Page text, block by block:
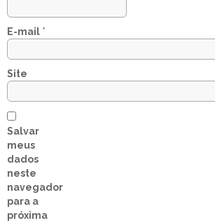
E-mail *
Site
Salvar
meus
dados
neste
navegador
para a
próxima